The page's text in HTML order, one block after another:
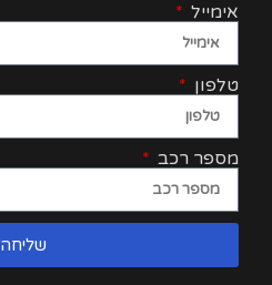
אימייל
טלפון
מספר רכב
שליחה